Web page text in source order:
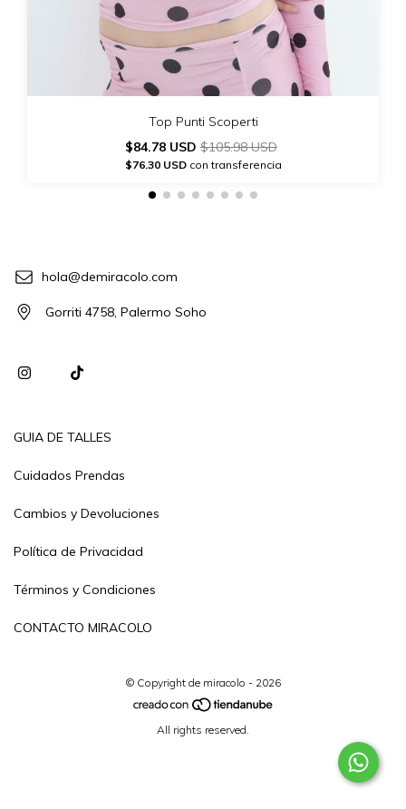
Top Punti Scoperti
$84.78 USD$105.98 USD
$76.30 USDcon transferencia
hola@demiracolo.com
Gorriti 4758, Palermo Soho
GUIA DE TALLES
Cuidados Prendas
Cambios y Devoluciones
Política de Privacidad
Términos y Condiciones
CONTACTO MIRACOLO
© Copyright de miracolo - 2026
All rights reserved.